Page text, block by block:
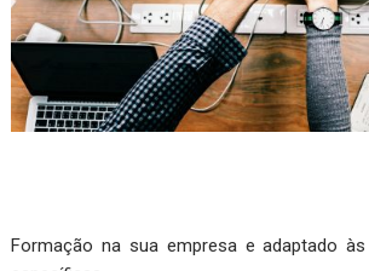
Formação na sua empresa e adaptado